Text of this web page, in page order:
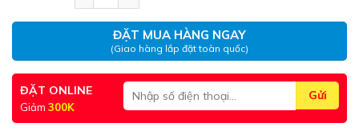
ĐẶT MUA HÀNG NGAY
(Giao hàng lắp đặt toàn quốc)
ĐẶT ONLINE
Giảm 300K